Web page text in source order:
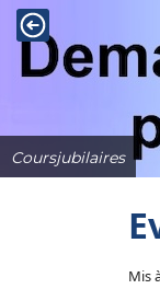
Coursjubilaires
Mis